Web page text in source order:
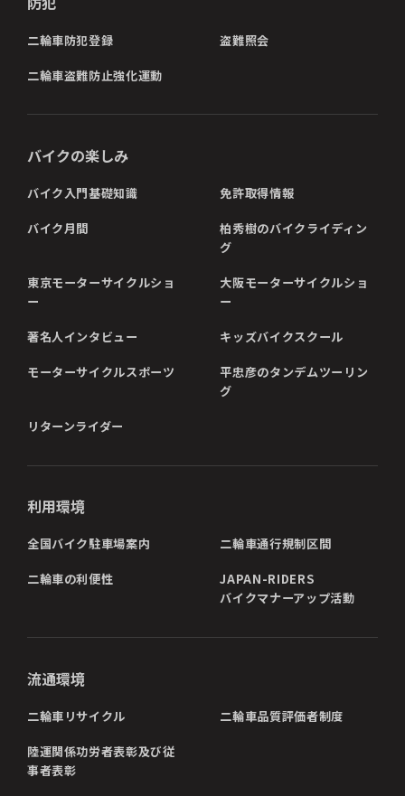
二輪車防犯登録 盗難照会
二輪車盗難防止強化運動
バイクの楽しみ
バイク入門基礎知識 免許取得情報
バイク月間
柏秀樹のバイクライディン
グ
東京モーターサイクルショ
ー
大阪モーターサイクルショ
ー
著名人インタビュー キッズバイクスクール
モーターサイクルスポーツ
平忠彦のタンデムツーリン
グ
リターンライダー
利用環境
全国バイク駐車場案内 二輪車通行規制区間
二輪車の利便性
JAPAN-RIDERS
バイクマナーアップ活動
流通環境
二輪車リサイクル 二輪車品質評価者制度
陸運関係功労者表彰及び従
事者表彰